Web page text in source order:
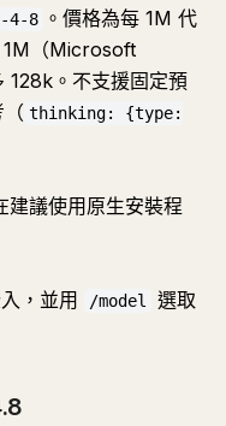
4-8 。價格為每 1M 代
1M（Microsoft
。不支援固定預
thinking: {type:
議使用原生安裝程
，並用 /model
選取